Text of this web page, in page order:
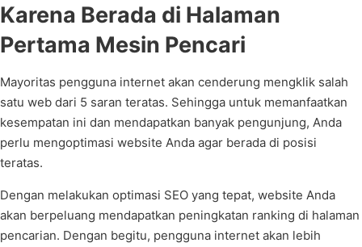
Karena Berada di Halaman
Pertama Mesin Pencari
Mayoritas pengguna internet akan cenderung mengklik salah
satu web dari 5 saran teratas. Sehingga untuk memanfaatkan
kesempatan ini dan mendapatkan banyak pengunjung, Anda
perlu mengoptimasi website Anda agar berada di posisi
teratas.
Dengan melakukan optimasi SEO yang tepat, website Anda
akan berpeluang mendapatkan peningkatan ranking di halaman
pencarian. Dengan begitu, pengguna internet akan lebih